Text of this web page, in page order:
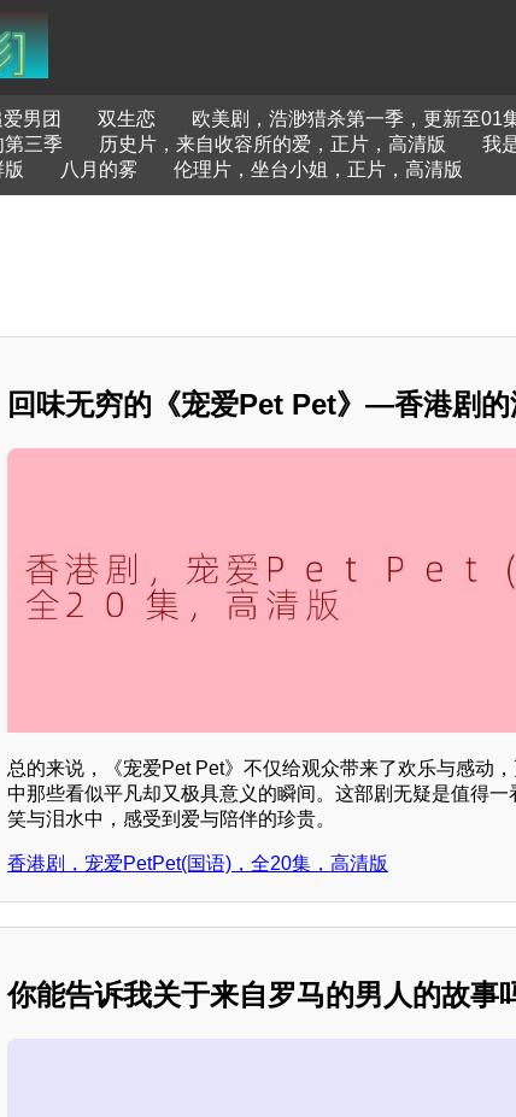
男团 双生恋 欧美剧，浩渺猎杀第一季，更新至01
第三季 历史片，来自收容所的爱，正片，高清版 我
八月的雾 伦理片，坐台小姐，正片，高清版
回味无穷的《宠爱Pet Pet》—香港剧
总的来说，《宠爱Pet Pet》不仅给观众带来了欢乐与感动
中那些看似平凡却又极具意义的瞬间。这部剧无疑是值得一
笑与泪水中，感受到爱与陪伴的珍贵。
香港剧，宠爱PetPet(国语)，全20集，高清版
你能告诉我关于来自罗马的男人的故事